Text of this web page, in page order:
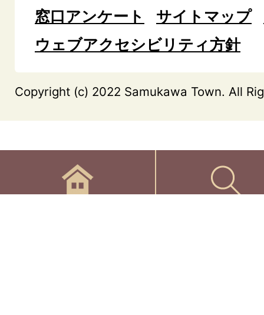
窓口アンケート
サイトマップ
ウェブアクセシビリティ方針
Copyright (c) 2022 Samukawa Town. All